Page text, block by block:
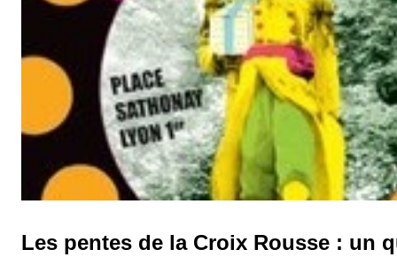
Les pentes de la Croix Rousse : un